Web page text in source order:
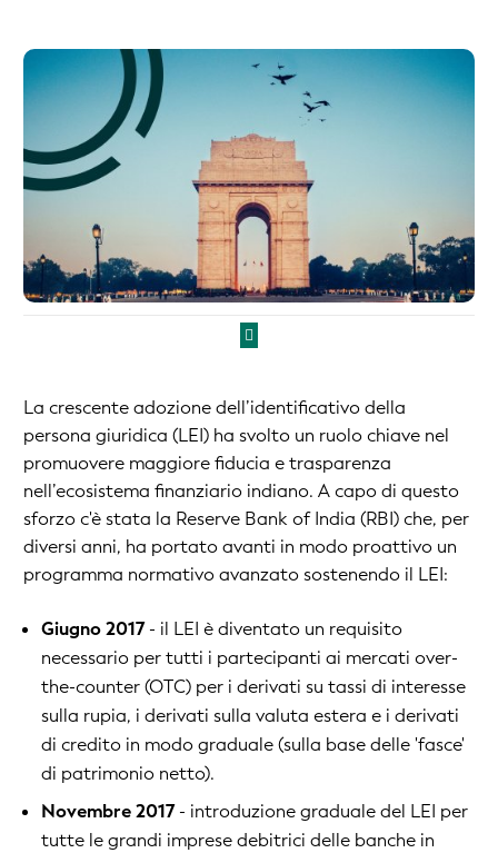
La crescente adozione dell’identificativo della
persona giuridica (LEI) ha svolto un ruolo chiave nel
promuovere maggiore fiducia e trasparenza
nell’ecosistema finanziario indiano. A capo di questo
sforzo c'è stata la Reserve Bank of India (RBI) che, per
diversi anni, ha portato avanti in modo proattivo un
programma normativo avanzato sostenendo il LEI:
Giugno 2017- il LEI è diventato un requisito
necessario per tutti i partecipanti ai mercati over-
the-counter (OTC) per i derivati su tassi di interesse
sulla rupia, i derivati sulla valuta estera e i derivati
di credito in modo graduale (sulla base delle 'fasce'
di patrimonio netto).
Novembre 2017- introduzione graduale del LEI per
tutte le grandi imprese debitrici delle banche in